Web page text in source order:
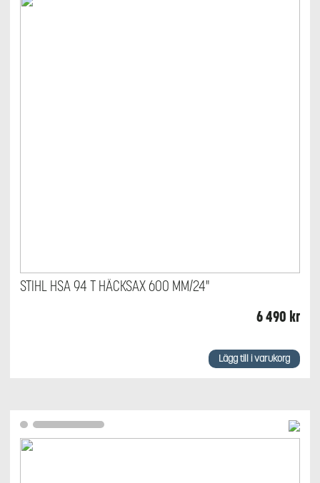
STIHL HSA 94 T HÄCKSAX 600 MM/24"
6 490 kr
Lägg till i varukorg